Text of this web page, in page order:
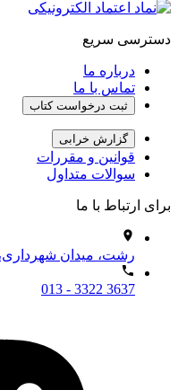
دسترسی سریع
درباره ما
تماس با ما
ثبت درخواست کتاب
گزارش خرابی
قوانین و مقررات
سوالات متداول
برای ارتباط با ما
رشت، میدان شهرداری،
013 - 3322 3637